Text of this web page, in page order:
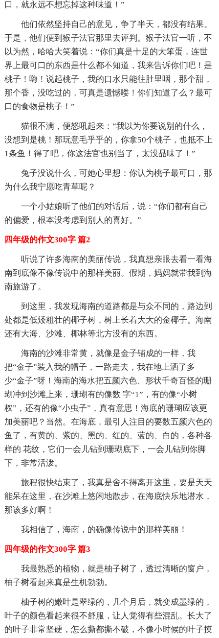
口，就永远不想忘掉这种味道！”
他们依然坚持自己的意见，争了半天，都没有结果。
于是，他们便到猴子法官那里去评判。猴子法官一听，不
以为然，哈哈大笑着说：“你们真是十足的大笨蛋，连世
界上最可口的东西是什么都不知道，我来告诉你们吧！是
桃子！嗨！说起桃子，我的口水只能往肚里咽，那个甜，
那个香，没吃过的，可真是遗憾喽！你们知道了么？最可
口的食物是桃子！”
猫很不满，便怒吼起来：“我以为你要说别的什么，
没想到是桃！那玩意毛乎乎的，你拿50个桃子，也抵不上
1条鱼！得了吧，你这法官也别当了，太没品味了！”
兔子没说什么，可她心里想：你认为桃子最可口，那
为什么我宁愿吃青草呢？
一个小姑娘听了他们的对话后，说：“你们都有自己
的偏爱，根本没考虑到别人的喜好。”
四年级的作文300字 篇2
听说了许多海南的美丽传说，我真想亲眼去看一看海
南到底像不像传说中的那样美丽。假期，妈妈就带我到海
南旅游了。
到这里，我发现海南的道路都是与众不同的，路边到
处都是低矮粗壮的椰子树，树上长着大大的金椰子。海南
还有大海、沙滩、椰林等北方没有的东西。
海南的沙滩非常黄，就像是金子铺成的一样，我
把“金子”装入我的帽子，一路走去，我在地上洒了多
少“金子”呀！海南的海水把五颜六色、形状千奇百怪的珊
瑚冲到沙滩上来，珊瑚有的像数 字“1”，有的像“小树
杈”，还有的像“小虫子”，真有意思！海底的珊瑚应该更
加美丽吧？当然。在海底，最引人注目的要数五颜六色的
鱼了，有黄的、紫的、黑的、红的、蓝的、白的，各种各
样的 花纹，它们一会儿钻到珊瑚底下，一会儿钻到你脚
下，非常活泼。
旅程很快结束了，我真是舍不得离开这里，要是天天
能呆在这里，在沙滩上悠闲地散步，在海底快乐地潜水，
那该多好啊！
我相信了，海南，的确像传说中的那样美丽！
四年级的作文300字 篇3
我最熟悉的植物，就是柚子树了，透过清晰的窗户，
柚子树看起来真是生机勃勃。
柚子树的嫩叶是翠绿的，几个月后，就变成墨绿的，
叶子的颜色看起来很不舒服，让人觉得有些混乱。长大了
的叶子非常坚硬，怎么撕都撕不破，不像小时候的叶子摸